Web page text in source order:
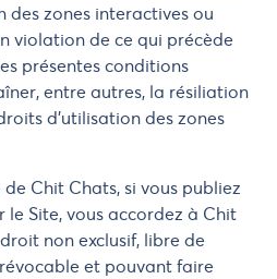
des zones interactives ou
violation de ce qui précède
présentes conditions
entre autres, la résiliation
d'utilisation des zones
Chit Chats, si vous publiez
Site, vous accordez à Chit
non exclusif, libre de
et pouvant faire